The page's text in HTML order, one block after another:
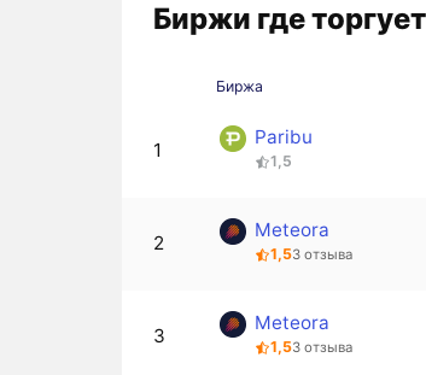
Биржи где
Биржа
1
Paribu
1,5
2
Meteora
1,53 отзыва
3
Meteora
1,53 отзыва